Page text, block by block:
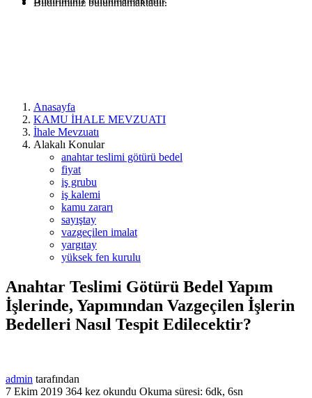
Bildiriminiz bulunmamaktadır.
Anasayfa
KAMU İHALE MEVZUATI
İhale Mevzuatı
Alakalı Konular
anahtar teslimi götürü bedel
fiyat
iş grubu
iş kalemi
kamu zararı
sayıştay
vazgeçilen imalat
yargıtay
yüksek fen kurulu
Anahtar Teslimi Götürü Bedel Yapım
İşlerinde, Yapımından Vazgeçilen İşlerin
Bedelleri Nasıl Tespit Edilecektir?
admin tarafından
7 Ekim 2019 364 kez okundu Okuma süresi: 6dk, 6sn